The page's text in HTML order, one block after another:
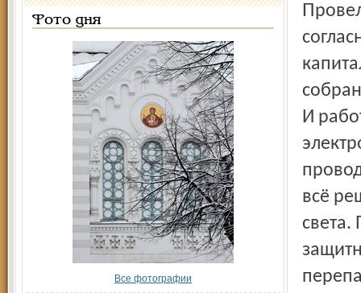
Фото дня
Все фотографии
Провели собрание жильцов с единственным вопросом:
И
всё
света.